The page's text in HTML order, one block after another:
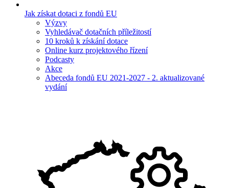
Jak získat dotaci z fondů EU
Výzvy
Vyhledávač dotačních příležitostí
10 kroků k získání dotace
Online kurz projektového řízení
Podcasty
Akce
Abeceda fondů EU 2021-2027 - 2. aktualizované
vydání